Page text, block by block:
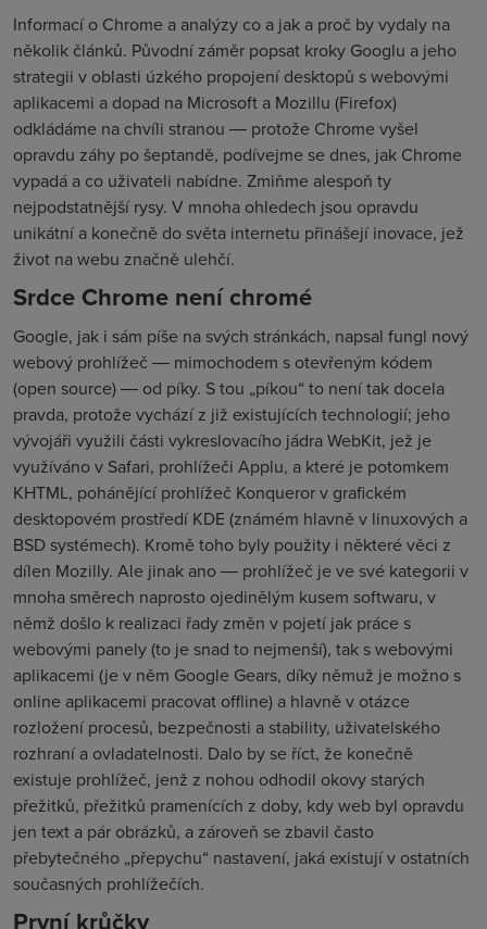
Informací o Chrome a analýzy co a jak a proč by vydaly na
několik článků. Původní záměr popsat kroky Googlu a jeho
strategii v oblasti úzkého propojení desktopů s webovými
aplikacemi a dopad na Microsoft a Mozillu (Firefox)
odkládáme na chvíli stranou ― protože Chrome vyšel
opravdu záhy po šeptandě, podívejme se dnes, jak Chrome
vypadá a co uživateli nabídne. Zmiňme alespoň ty
nejpodstatnější rysy. V mnoha ohledech jsou opravdu
unikátní a konečně do světa internetu přinášejí inovace, jež
život na webu značně ulehčí.
Srdce Chrome není chromé
Google, jak i sám píše na svých stránkách, napsal fungl nový
webový prohlížeč ― mimochodem s otevřeným kódem
(open source) ― od píky. S tou „píkou“ to není tak docela
pravda, protože vychází z již existujících technologií; jeho
vývojáři využili části vykreslovacího jádra WebKit, jež je
využíváno v Safari, prohlížeči Applu, a které je potomkem
KHTML, pohánějící prohlížeč Konqueror v grafickém
desktopovém prostředí KDE (známém hlavně v linuxových a
BSD systémech). Kromě toho byly použity i některé věci z
dílen Mozilly. Ale jinak ano ― prohlížeč je ve své kategorii v
mnoha směrech naprosto ojedinělým kusem softwaru, v
němž došlo k realizaci řady změn v pojetí jak práce s
webovými panely (to je snad to nejmenší), tak s webovými
aplikacemi (je v něm Google Gears, díky němuž je možno s
online aplikacemi pracovat offline) a hlavně v otázce
rozložení procesů, bezpečnosti a stability, uživatelského
rozhraní a ovladatelnosti. Dalo by se říct, že konečně
existuje prohlížeč, jenž z nohou odhodil okovy starých
přežitků, přežitků pramenících z doby, kdy web byl opravdu
jen text a pár obrázků, a zároveň se zbavil často
přebytečného „přepychu“ nastavení, jaká existují v ostatních
současných prohlížečích.
První krůčky